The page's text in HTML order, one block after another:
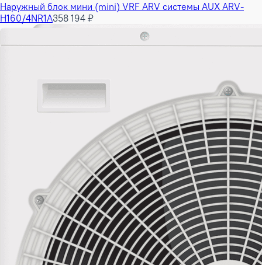
Наружный блок мини (mini) VRF ARV системы AUX ARV-
H160/4NR1A358 194 ₽